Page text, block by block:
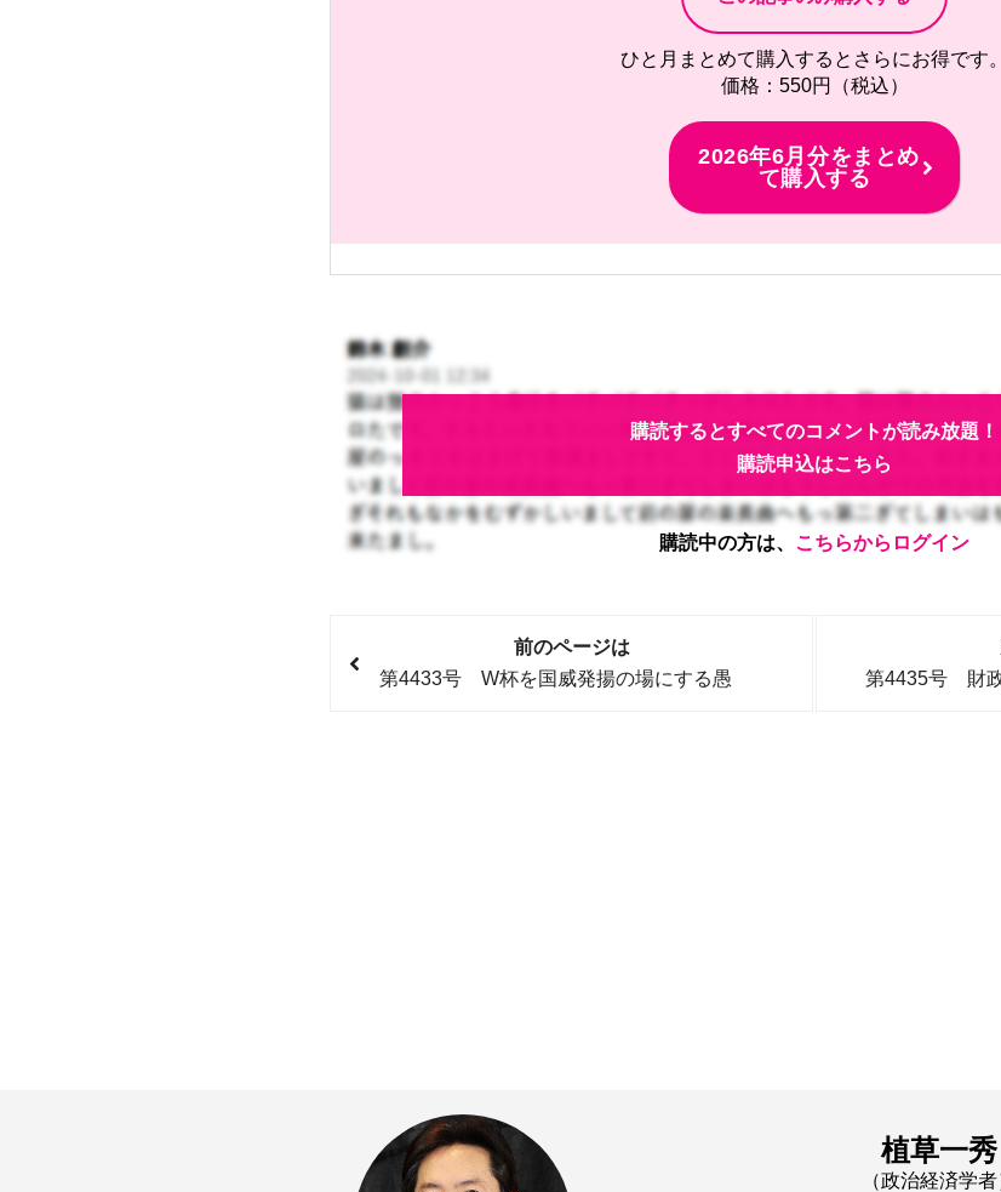
ひと月まとめて購入するとさらにお得です。
価格：550円（税込）
2026年6月分をまとめ
て購入する
購読するとすべてのコメントが読み放題！
購読申込はこちら
購読中の方は、 こちらからログイン
前のページは
第4433号 W杯を国威発揚の場にする愚
第4435号 財
植草一秀
（政治経済学者